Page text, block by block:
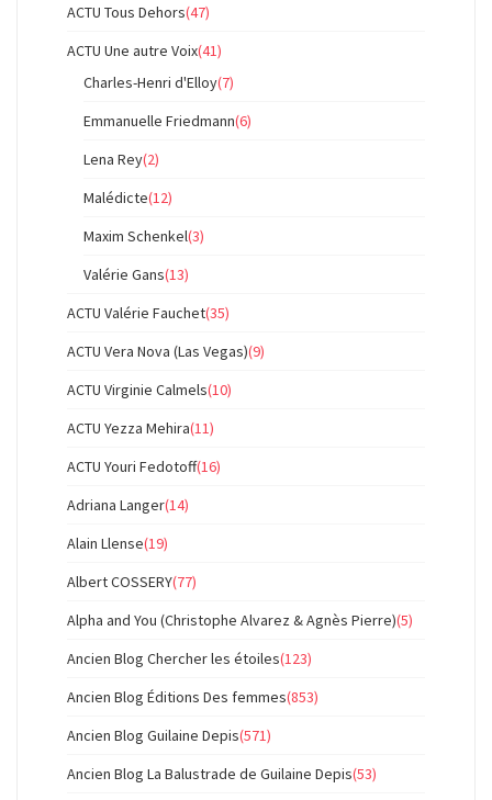
ACTU Tous Dehors(47)
ACTU Une autre Voix(41)
Charles-Henri d'Elloy(7)
Emmanuelle Friedmann(6)
Lena Rey(2)
Malédicte(12)
Maxim Schenkel(3)
Valérie Gans(13)
ACTU Valérie Fauchet(35)
ACTU Vera Nova (Las Vegas)(9)
ACTU Virginie Calmels(10)
ACTU Yezza Mehira(11)
ACTU Youri Fedotoff(16)
Adriana Langer(14)
Alain Llense(19)
Albert COSSERY(77)
Alpha and You (Christophe Alvarez & Agnès Pierre)(5)
Ancien Blog Chercher les étoiles(123)
Ancien Blog Éditions Des femmes(853)
Ancien Blog Guilaine Depis(571)
Ancien Blog La Balustrade de Guilaine Depis(53)